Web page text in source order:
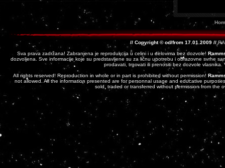
// Copyright © od/from 17.01.2009 //
Sva prava zadržana! Zabranjena je reprodukcija u celini i u delovima bez dozvole!
dozvoljena. Sve informacije koje su predstavljene su za ličnu upotrebu i obrazovne svrhe
prodavati, trgovati ili prenositi bez dozvole
All rights reserved! Reproduction in whole or in part is prohibited without permission!
not allowed. All the information presented are for personnal usage and educative
sold, traded or transferred without permission from the